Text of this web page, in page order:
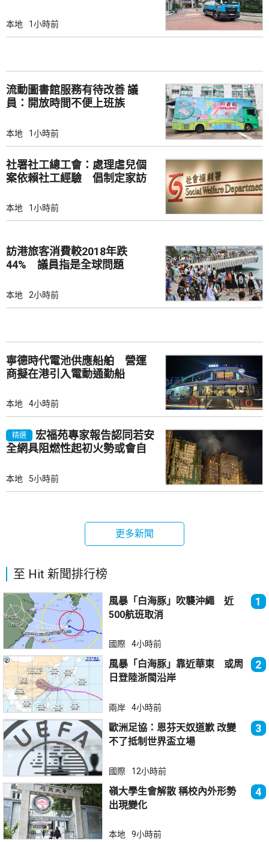
本地 1小時前
流動圖書館服務有待改善 議
員：開放時間不便上班族
本地 1小時前
社署社工總工會：處理虐兒個
案依賴社工經驗 倡制定家訪
本地 1小時前
訪港旅客消費較2018年跌
44% 議員指是全球問題
本地 2小時前
寧德時代電池供應船舶 營運
商擬在港引入電動通勤船
本地 4小時前
精選
宏福苑專家報告認同若安
全網具阻燃性起初火勢或會自
本地 5小時前
更多新聞
至 Hit 新聞排行榜
風暴「白海豚」吹襲沖繩 近
500航班取消
1
國際 4小時前
風暴「白海豚」靠近華東 或周
日登陸浙閩沿岸
2
兩岸 4小時前
歐洲足協：恩芬天奴道歉 改變
不了抵制世界盃立場
3
國際 12小時前
嶺大學生會解散 稱校內外形勢
出現變化
4
本地 9小時前